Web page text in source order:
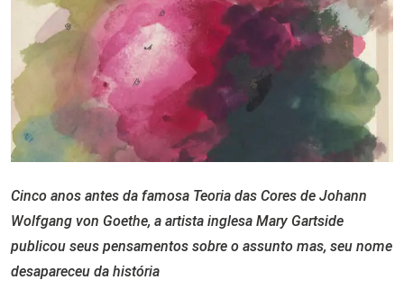
Cinco anos antes da famosa Teoria das Cores de Johann
Wolfgang von Goethe, a artista inglesa Mary Gartside
publicou seus pensamentos sobre o assunto mas, seu nome
desapareceu da história